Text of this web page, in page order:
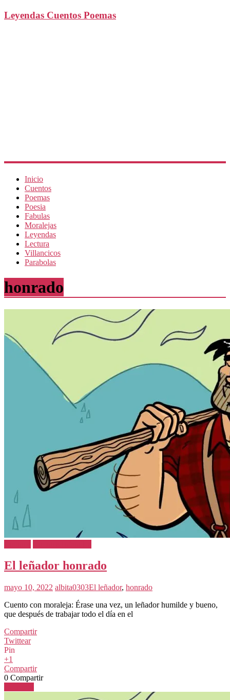
Leyendas Cuentos Poemas
Inicio
Cuentos
Poemas
Poesia
Fabulas
Moralejas
Leyendas
Lectura
Villancicos
Parabolas
honrado
El leñador honrado
mayo 10, 2022 albita0303El leñador, honrado
Cuento con moraleja: Érase una vez, un leñador humilde y bueno,
que después de trabajar todo el día en el
Compartir
Twittear
Pin
+1
Compartir
0 Compartir